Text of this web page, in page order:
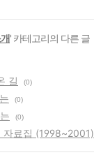
' 카테고리의 다른 글
길 (0)
(0)
(0)
자료집 (1998~2001)